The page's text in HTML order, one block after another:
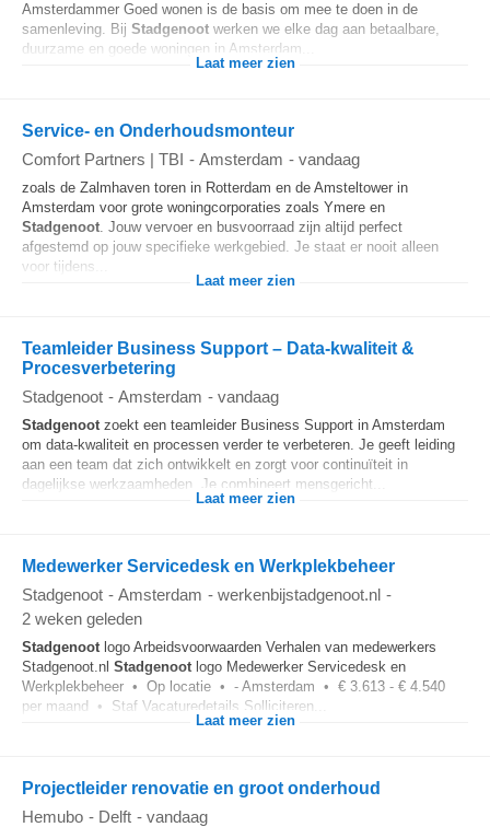
Amsterdammer Goed wonen is de basis om mee te doen in de
samenleving. Bij Stadgenoot werken we elke dag aan betaalbare,
duurzame en goede woningen in Amsterdam...
Laat meer zien
Service- en Onderhoudsmonteur
Comfort Partners | TBI - Amsterdam - vandaag
zoals de Zalmhaven toren in Rotterdam en de Amsteltower in
Amsterdam voor grote woningcorporaties zoals Ymere en
Stadgenoot. Jouw vervoer en busvoorraad zijn altijd perfect
afgestemd op jouw specifieke werkgebied. Je staat er nooit alleen
voor tijdens...
Laat meer zien
Teamleider Business Support – Data-kwaliteit &
Procesverbetering
Stadgenoot - Amsterdam - vandaag
Stadgenootzoekt een teamleider Business Support in Amsterdam
om data-kwaliteit en processen verder te verbeteren. Je geeft leiding
aan een team dat zich ontwikkelt en zorgt voor continuïteit in
dagelijkse werkzaamheden. Je combineert mensgericht...
Laat meer zien
Medewerker Servicedesk en Werkplekbeheer
Stadgenoot - Amsterdam - werkenbijstadgenoot.nl -
2 weken geleden
Stadgenootlogo Arbeidsvoorwaarden Verhalen van medewerkers
Stadgenoot.nl Stadgenoot logo Medewerker Servicedesk en
Werkplekbeheer • Op locatie • - Amsterdam • € 3.613 - € 4.540
per maand • Staf Vacaturedetails Solliciteren...
Laat meer zien
Projectleider renovatie en groot onderhoud
Hemubo - Delft - vandaag